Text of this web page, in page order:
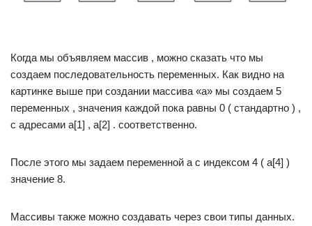
Когда мы объявляем массив , можно сказать что мы
создаем последовательность переменных. Как видно на
картинке выше при создании массива «а» мы создаем 5
переменных , значения каждой пока равны 0 ( стандартно ) ,
с адресами a[1] , a[2] . соответственно.
После этого мы задаем переменной a с индексом 4 ( a[4] )
значение 8.
Массивы также можно создавать через свои типы данных.